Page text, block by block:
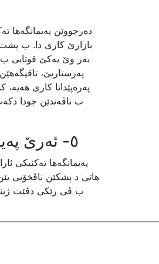
دەرچووێن پەیمانگەها
بازارێ کاری دا. ب پشت
بەر وێ یەکێ قوتابی
پەرستاریێ،
پەرەپێدانا کاری
ب ناڤەندێن جودا
٥- ئەرێ پەیمانگەهێ بەشێن ناڤخۆیی بۆ قوتابیان دابین دکەت؟
پەیمانگەها تەکنیکی
هاتی د پشکێن ناڤخۆیی
ب ڤی رێکی دڤێت